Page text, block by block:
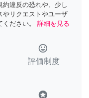
約違反の恐れや、少し
やリクエストやユーザ
ださい。
詳細を見る
tag_faces
評価制度
stars